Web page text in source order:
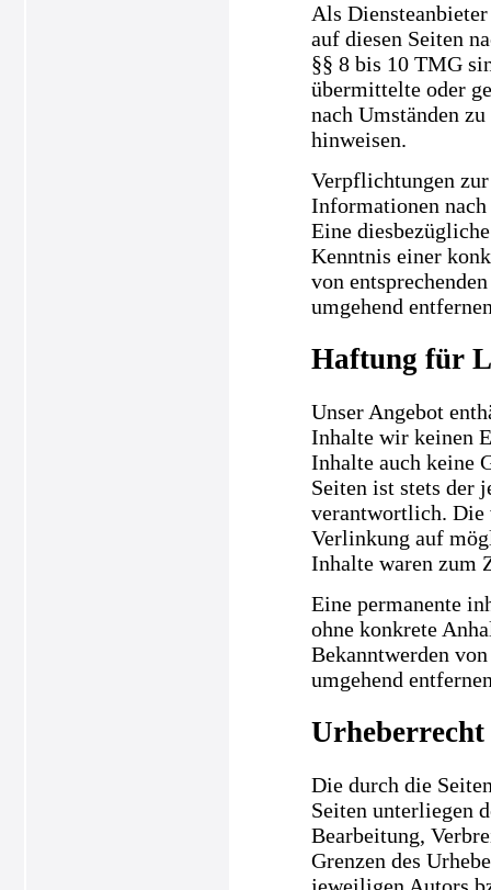
Als
auf diesen Seiten
§§ 8 bis 10 TMG
übermittelte oder
nach Umständen
hinweisen.
Verpflichtungen
Informationen
Eine
Kenntnis einer
von
umgehend
Haftung für
Unser Angebot
Inhalte wir keinen
Inhalte auch keine
Seiten ist stets der
verantwortlich. Die
Verlinkung auf
Inhalte waren zum
Eine permanente
ohne konkrete
Bekanntwerden
umgehend
Urheberrecht
Die durch die
Seiten unterliegen
Bearbeitung,
Grenzen des